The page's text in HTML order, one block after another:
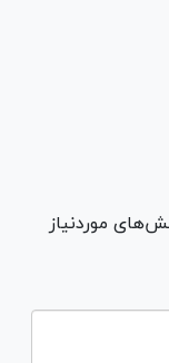
موردنیاز